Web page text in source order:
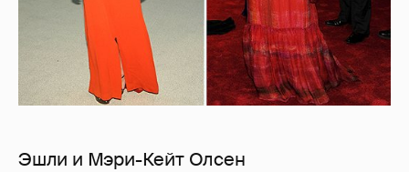
Эшли и Мэри-Кейт Олсен